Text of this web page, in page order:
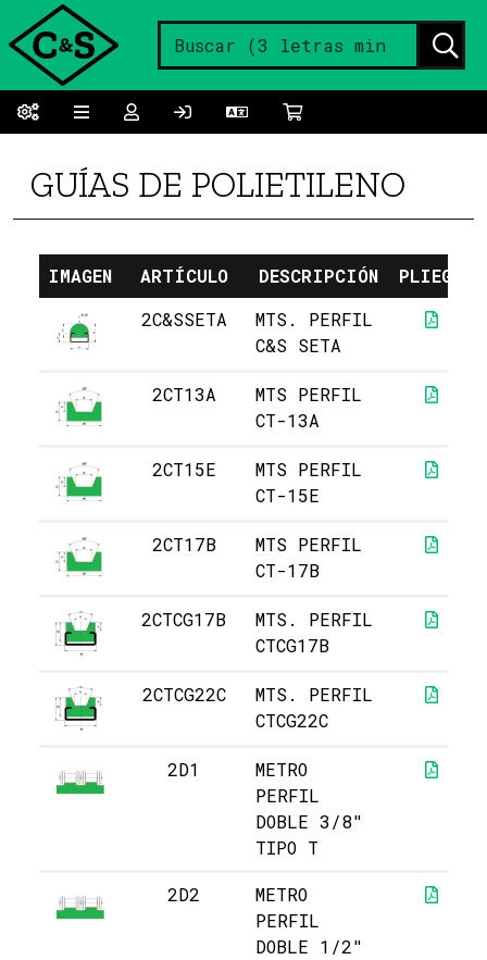
GUÍAS DE POLIETILENO
IMAGEN ARTÍCULO DESCRIPCIÓN PLIEGO
2C&SSETA
MTS. PERFIL
C&S SETA
2CT13A
MTS PERFIL
CT-13A
2CT15E
MTS PERFIL
CT-15E
2CT17B
MTS PERFIL
CT-17B
2CTCG17B
MTS. PERFIL
CTCG17B
2CTCG22C
MTS. PERFIL
CTCG22C
2D1
METRO
PERFIL
DOBLE 3/8"
TIPO T
2D2
METRO
PERFIL
DOBLE 1/2"